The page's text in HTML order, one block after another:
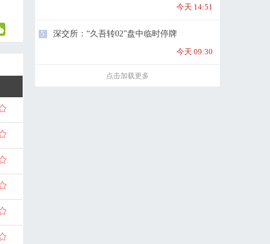
今天 14:51
5
深交所：“久吾转02”盘中临时停牌
今天 09:30
点击加载更多